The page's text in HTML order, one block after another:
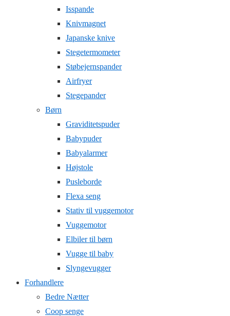
Isspande
Knivmagnet
Japanske knive
Stegetermometer
Støbejernspander
Airfryer
Stegepander
Børn
Graviditetspuder
Babypuder
Babyalarmer
Højstole
Pusleborde
Flexa seng
Stativ til vuggemotor
Vuggemotor
Elbiler til børn
Vugge til baby
Slyngevugger
Forhandlere
Bedre Nætter
Coop senge